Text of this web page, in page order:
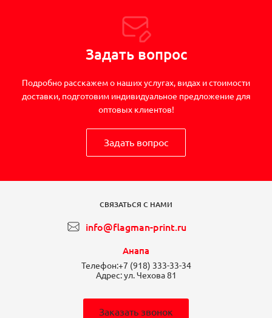
Задать вопрос
Подробно расскажем о наших услугах, видах и стоимости
доставки, подготовим индивидуальное предложение для
оптовых клиентов!
Задать вопрос
СВЯЗАТЬСЯ С НАМИ
info@flagman-print.ru
Анапа
Телефон:+7 (918) 333-33-34
Адрес:ул. Чехова 81
Заказать звонок